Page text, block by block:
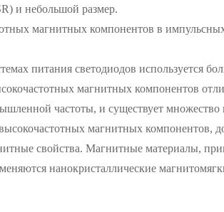
и небольшой размер.
магнитных компонентов в
питания светодиодов используется
магнитных компонентов
частоты, и существует
магнитных компонентов,
свойства. Магнитные материалы,
нанокристаллические